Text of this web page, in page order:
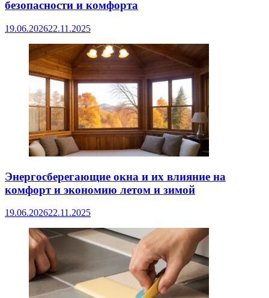
безопасности и комфорта
19.06.202622.11.2025
Энергосберегающие окна и их влияние на
комфорт и экономию летом и зимой
19.06.202622.11.2025